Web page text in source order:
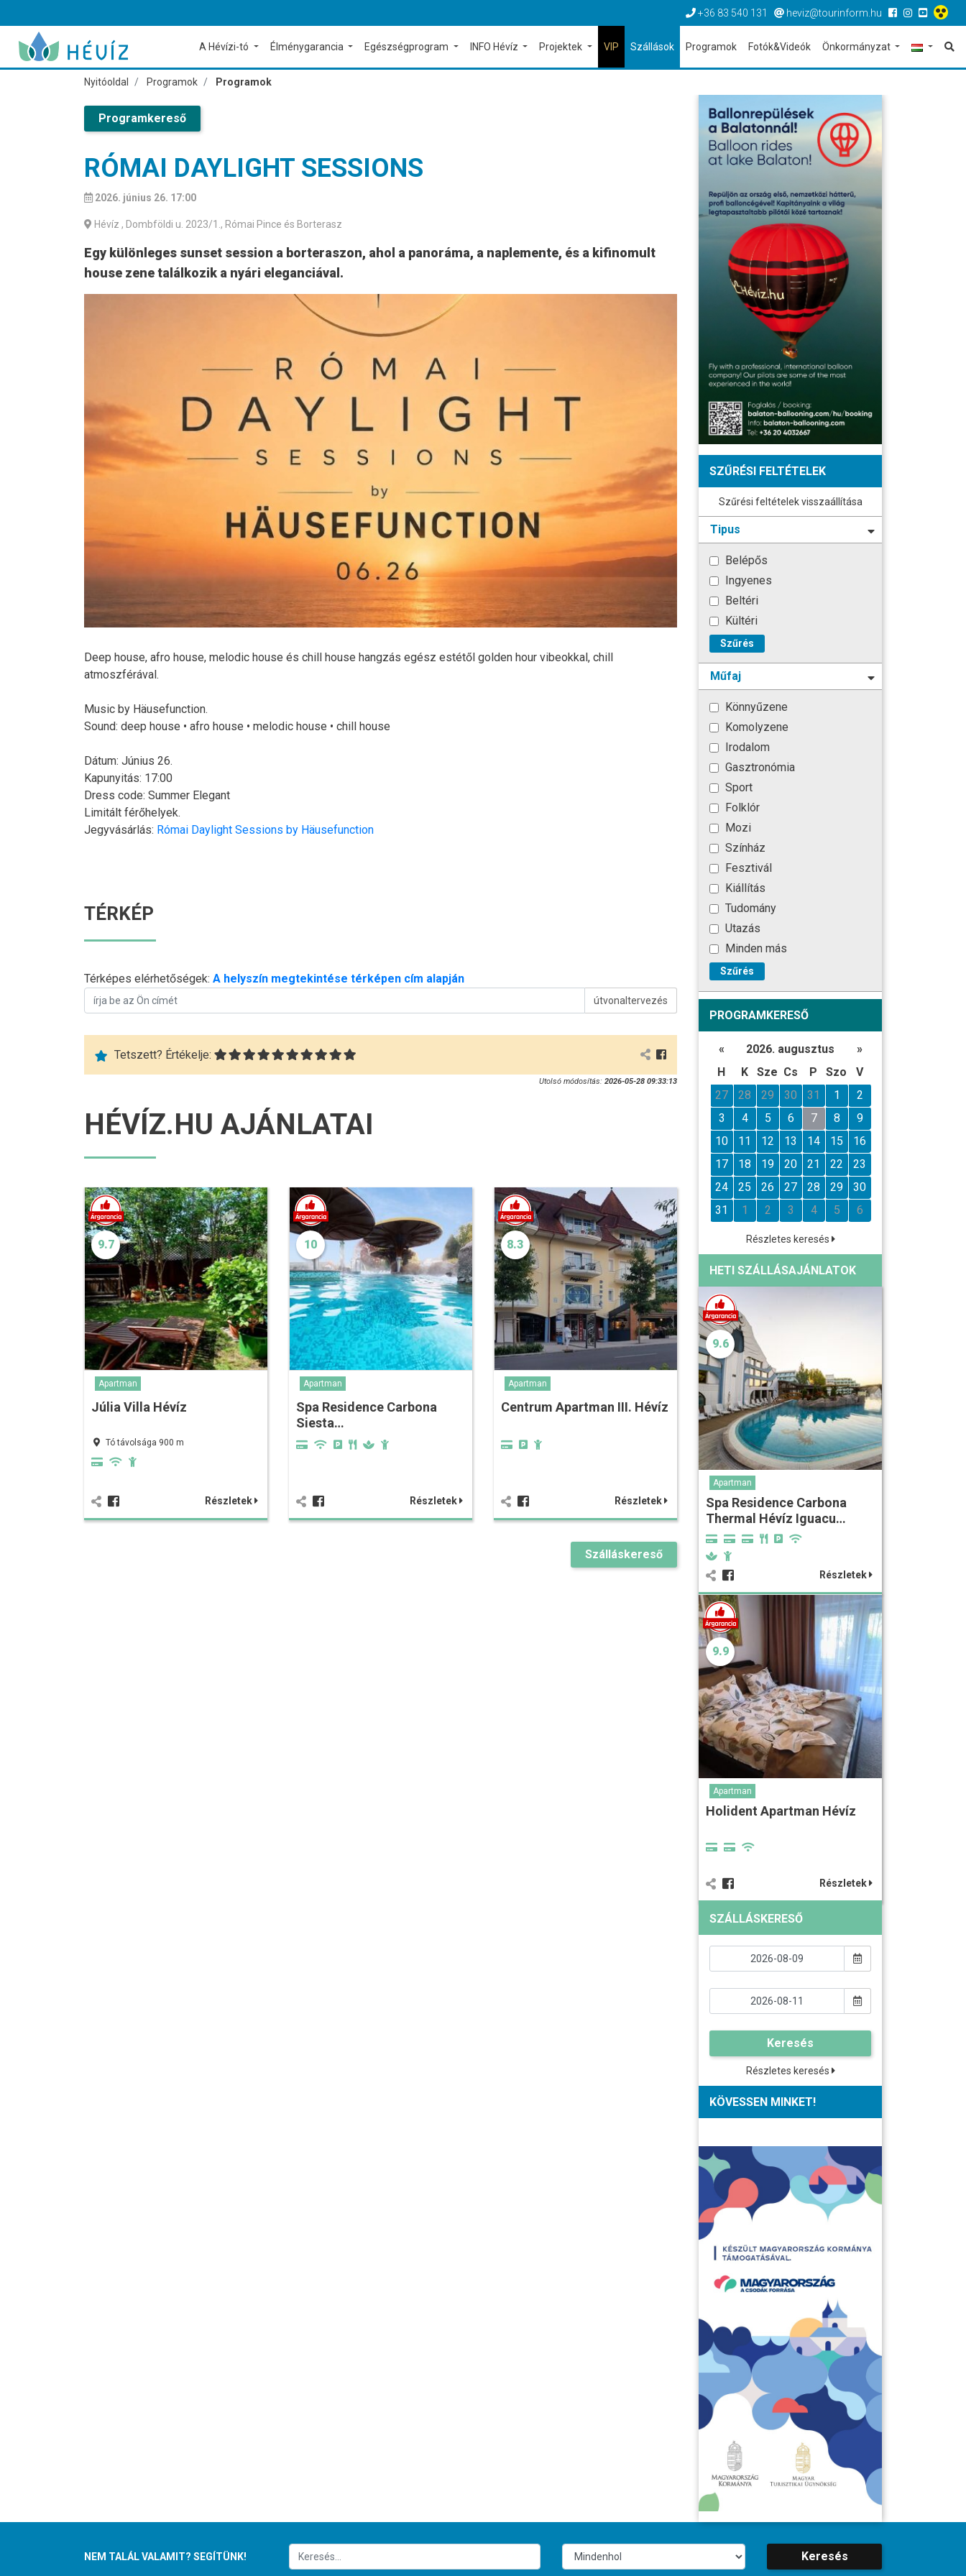
+36 83 540 131 heviz@tourinform.hu
A Hévízi-tó Élménygarancia Egészségprogram INFO Hévíz Projektek VIP Szállások Programok Fotók&Videók Önkormányzat
Nyitóoldal Programok Programok
Programkereső
RÓMAI DAYLIGHT SESSIONS
2026. június 26. 17:00
Hévíz , Dombföldi u. 2023/1., Római Pince és Borterasz
Egy különleges sunset session a borteraszon, ahol a panoráma, a naplemente, és a kifinomult
house zene találkozik a nyári eleganciával.
Deep house, afro house, melodic house és chill house hangzás egész estétől golden hour vibeokkal, chill
atmoszférával.
Music by Häusefunction.
Sound: deep house • afro house • melodic house • chill house
Dátum: Június 26.
Kapunyitás: 17:00
Dress code: Summer Elegant
Limitált férőhelyek.
Jegyvásárlás: Római Daylight Sessions by Häusefunction
TÉRKÉP
Térképes elérhetőségek: A helyszín megtekintése térképen cím alapján
útvonaltervezés
Tetszett? Értékelje:
Utolsó módosítás: 2026-05-28 09:33:13
HÉVÍZ.HU AJÁNLATAI
9.7
Apartman
Júlia Villa Hévíz
Tó távolsága 900 m
Részletek
10
Apartman
Spa Residence Carbona
Siesta…
Részletek
8.3
Apartman
Centrum Apartman III. Hévíz
Részletek
Szálláskereső
SZŰRÉSI FELTÉTELEK
Szűrési feltételek visszaállítása
Tipus
Belépős
Ingyenes
Beltéri
Kültéri
Szűrés
Műfaj
Könnyűzene
Komolyzene
Irodalom
Gasztronómia
Sport
Folklór
Mozi
Színház
Fesztivál
Kiállítás
Tudomány
Utazás
Minden más
Szűrés
PROGRAMKERESŐ
« 2026. augusztus
»
H
K Sze Cs P Szo
V
27
28 29 30 31 1
2
3
4 5 6 7 8
9
10
11 12 13 14 15
16
17
18 19 20 21 22
23
24
25 26 27 28 29
30
31
1 2 3 4 5 6
Részletes keresés
HETI SZÁLLÁSAJÁNLATOK
9.6
Apartman
Spa Residence Carbona
Thermal Hévíz Iguacu…
Részletek
9.9
Apartman
Holident Apartman Hévíz
Részletek
SZÁLLÁSKERESŐ
Keresés
Részletes keresés
KÖVESSEN MINKET!
NEM TALÁL VALAMIT? SEGÍTÜNK! Keresés